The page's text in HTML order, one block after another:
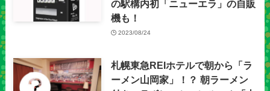
の駅構内初「ニューエラ」の自販
機も！
2023/08/24
札幌東急REIホテルで朝から「ラ
ーメン山岡家」！？ 朝ラーメン